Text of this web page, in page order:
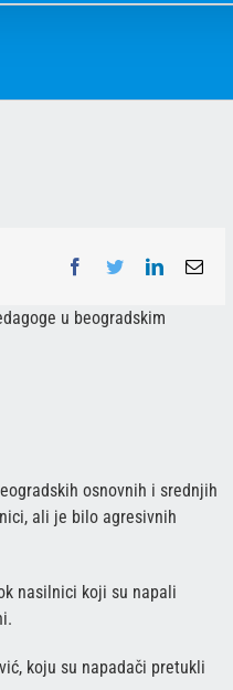
Facebook
TwitterLinkedInEmail
u beogradskim
osnovnih i srednjih
ali je bilo agresivnih
nasilnici koji su napali
koju su napadači pretukli